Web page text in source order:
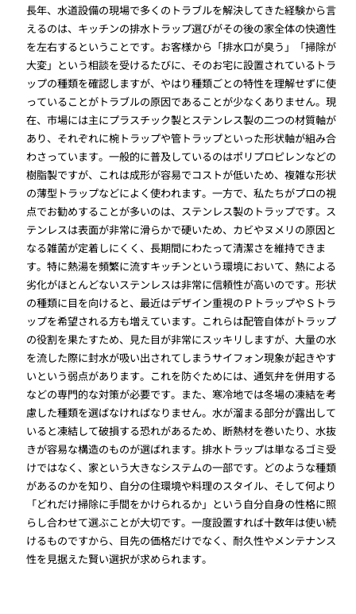
長年、水道設備の現場で多くのトラブルを解決してきた経験から言
えるのは、キッチンの排水トラップ選びがその後の家全体の快適性
を左右するということです。お客様から「排水口が臭う」「掃除が
大変」という相談を受けるたびに、そのお宅に設置されているトラ
ップの種類を確認しますが、やはり種類ごとの特性を理解せずに使
っていることがトラブルの原因であることが少なくありません。現
在、市場には主にプラスチック製とステンレス製の二つの材質軸が
あり、それぞれに椀トラップや管トラップといった形状軸が組み合
わさっています。一般的に普及しているのはポリプロピレンなどの
樹脂製ですが、これは成形が容易でコストが低いため、複雑な形状
の薄型トラップなどによく使われます。一方で、私たちがプロの視
点でお勧めすることが多いのは、ステンレス製のトラップです。ス
テンレスは表面が非常に滑らかで硬いため、カビやヌメリの原因と
なる雑菌が定着しにくく、長期間にわたって清潔さを維持できま
す。特に熱湯を頻繁に流すキッチンという環境において、熱による
劣化がほとんどないステンレスは非常に信頼性が高いのです。形状
の種類に目を向けると、最近はデザイン重視のＰトラップやＳトラ
ップを希望される方も増えています。これらは配管自体がトラップ
の役割を果たすため、見た目が非常にスッキリしますが、大量の水
を流した際に封水が吸い出されてしまうサイフォン現象が起きやす
いという弱点があります。これを防ぐためには、通気弁を併用する
などの専門的な対策が必要です。また、寒冷地では冬場の凍結を考
慮した種類を選ばなければなりません。水が溜まる部分が露出して
いると凍結して破損する恐れがあるため、断熱材を巻いたり、水抜
きが容易な構造のものが選ばれます。排水トラップは単なるゴミ受
けではなく、家という大きなシステムの一部です。どのような種類
があるのかを知り、自分の住環境や料理のスタイル、そして何より
「どれだけ掃除に手間をかけられるか」という自分自身の性格に照
らし合わせて選ぶことが大切です。一度設置すれば十数年は使い続
けるものですから、目先の価格だけでなく、耐久性やメンテナンス
性を見据えた賢い選択が求められます。